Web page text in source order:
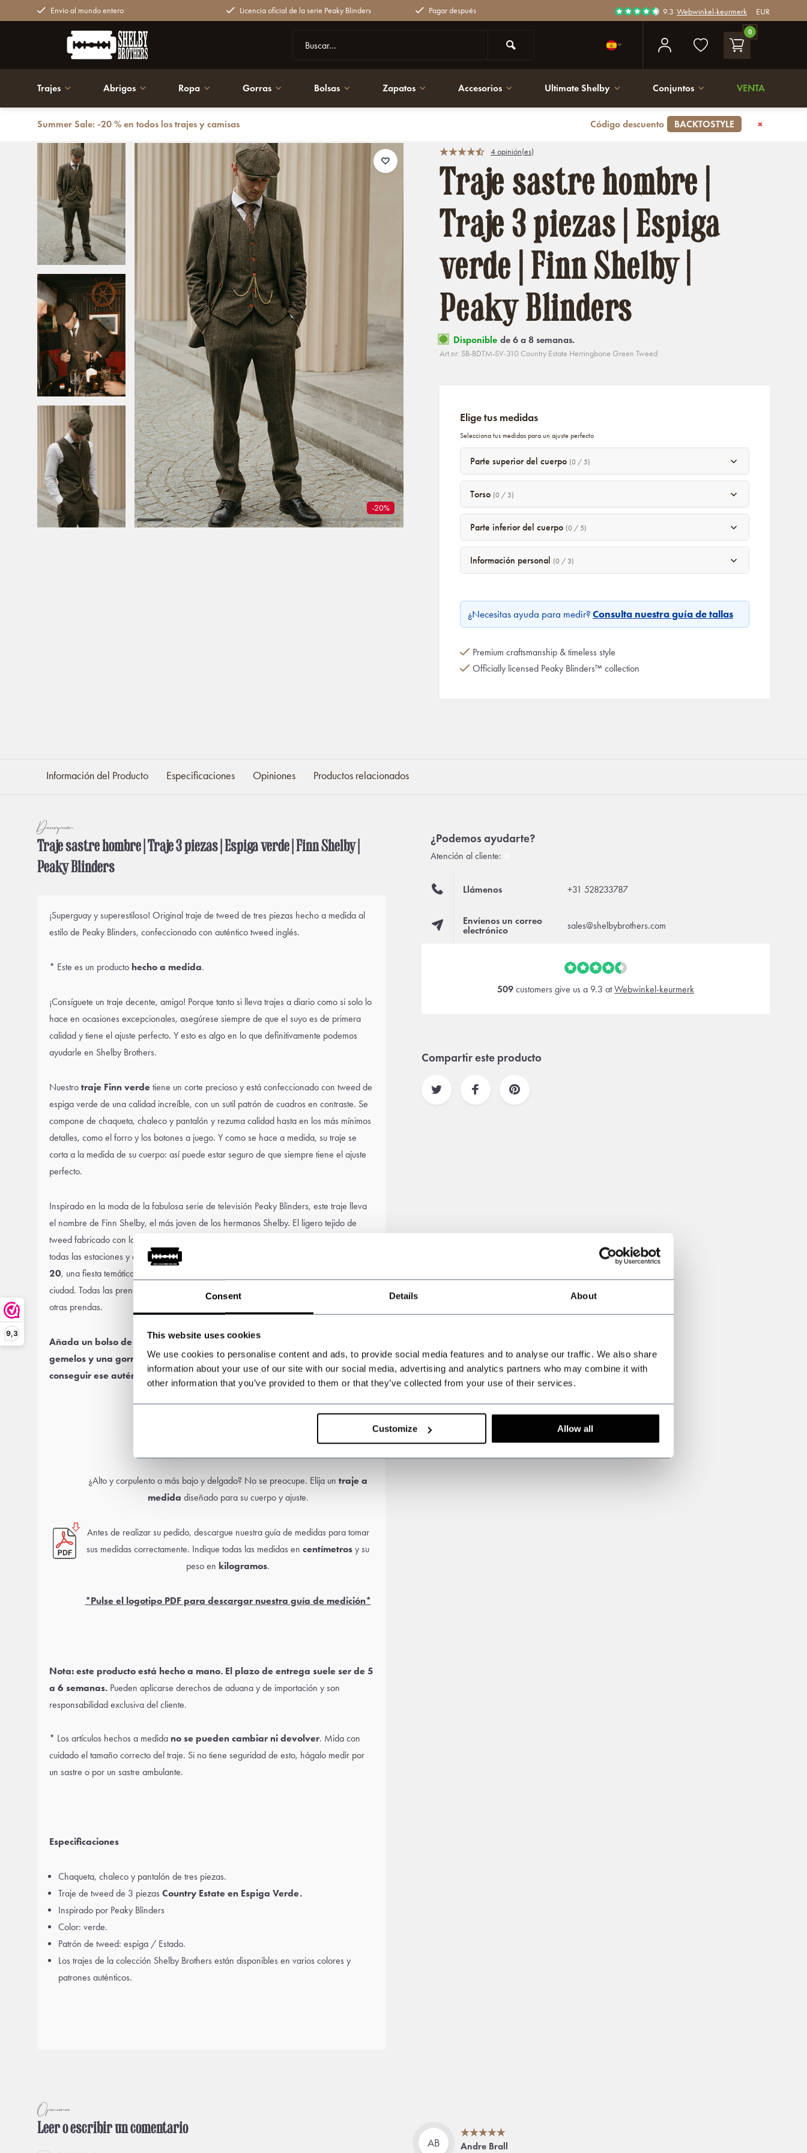
Consent Details About
This website uses cookies
We use cookies to personalise content and ads, to provide social media features and to analyse our traffic. We also share
information about your use of our site with our social media, advertising and analytics partners who may combine it with
other information that you’ve provided to them or that they’ve collected from your use of their services.
Customize Allow all
9,3
Envío al mundo entero Licencia oficial de la serie Peaky Blinders Pagar después 9.3 Webwinkel-keurmerk EUR
0
Trajes Abrigos Ropa Gorras Bolsas Zapatos Accesorios Ultimate Shelby Conjuntos VENTA
Summer Sale: -20 % en todos los trajes y camisas Código descuento BACKTOSTYLE
Volver atrás Traje sastre hombre | Traje 3 piezas | Espiga verde | Finn Shelby | Peaky Blinders
-20%
4 opinión(es)
Traje sastre hombre |
Traje 3 piezas | Espiga
verde | Finn Shelby |
Peaky Blinders
Disponible de 6 a 8 semanas.
Art.nr: SB-BDTM-SV-310 Country Estate Herringbone Green Tweed
Elige tus medidas
Selecciona tus medidas para un ajuste perfecto
Parte superior del cuerpo (0 / 5)
Torso (0 / 3)
Parte inferior del cuerpo (0 / 5)
Información personal (0 / 3)
¿Necesitas ayuda para medir? Consulta nuestra guía de tallas
Premium craftsmanship & timeless style
Officially licensed Peaky Blinders™ collection
Información del Producto Especificaciones Opiniones Productos relacionados
Descripción
Traje sastre hombre | Traje 3 piezas | Espiga verde | Finn Shelby |
Peaky Blinders
¡Superguay y superestiloso! Original traje de tweed de tres piezas hecho a medida al
estilo de Peaky Blinders, confeccionado con auténtico tweed inglés.
* Este es un producto hecho a medida.
¡Consíguete un traje decente, amigo! Porque tanto si lleva trajes a diario como si solo lo
hace en ocasiones excepcionales, asegúrese siempre de que el suyo es de primera
calidad y tiene el ajuste perfecto. Y esto es algo en lo que definitivamente podemos
ayudarle en Shelby Brothers.
Nuestro traje Finn verde tiene un corte precioso y está confeccionado con tweed de
espiga verde de una calidad increíble, con un sutil patrón de cuadros en contraste. Se
compone de chaqueta, chaleco y pantalón y rezuma calidad hasta en los más mínimos
detalles, como el forro y los botones a juego. Y como se hace a medida, su traje se
corta a la medida de su cuerpo: así puede estar seguro de que siempre tiene el ajuste
perfecto.
Inspirado en la moda de la fabulosa serie de televisión Peaky Blinders, este traje lleva
el nombre de Finn Shelby, el más joven de los hermanos Shelby. El ligero tejido de
tweed fabricado con lana de primera calidad hace que este traje sea perfecto para
todas las estaciones y es una gran elección para
20, una fiesta temática de Peaky Blinders o simplemente para pasear con estilo por la
ciudad. Todas las prendas pueden llevarse también por separado, en combinación con
otras prendas.
Añada un bolso de tweed, botas de estilo vintage
gemelos y una gorra planao sombrerode Peaky Blinders a su traje para
conseguir ese auténtico aspecto total de Shelby Brothers.
¿Alto y corpulento o más bajo y delgado? No se preocupe. Elija un traje a
medida diseñado para su cuerpo y ajuste.
Antes de realizar su pedido, descargue nuestra guía de medidas para tomar
sus medidas correctamente. Indique todas las medidas en centímetros y su
peso en kilogramos.
*Pulse el logotipo PDF para descargar nuestra guía de medición*
Nota: este producto está hecho a mano. El plazo de entrega suele ser de 5
a 6 semanas. Pueden aplicarse derechos de aduana y de importación y son
responsabilidad exclusiva del cliente.
* Los artículos hechos a medida no se pueden cambiar ni devolver. Mida con
cuidado el tamaño correcto del traje. Si no tiene seguridad de esto, hágalo medir por
un sastre o por un sastre ambulante.
Especificaciones
Chaqueta, chaleco y pantalón de tres piezas.
Traje de tweed de 3 piezas Country Estate en Espiga Verde.
Inspirado por Peaky Blinders
Color: verde.
Patrón de tweed: espiga / Estado.
Los trajes de la colección Shelby Brothers están disponibles en varios colores y
patrones auténticos.
¿Podemos ayudarte?
Atención al cliente:
Llámenos +31 528233787
Envíenos un correo
electrónico
sales@shelbybrothers.com
509 customers give us a 9.3 atWebwinkel-keurmerk
Compartir este producto
Opiniones
Leer o escribir un comentario
AB Andre Brall